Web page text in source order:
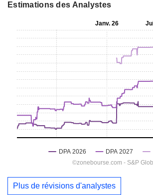
Estimations des Analystes
Plus de révisions d'analystes